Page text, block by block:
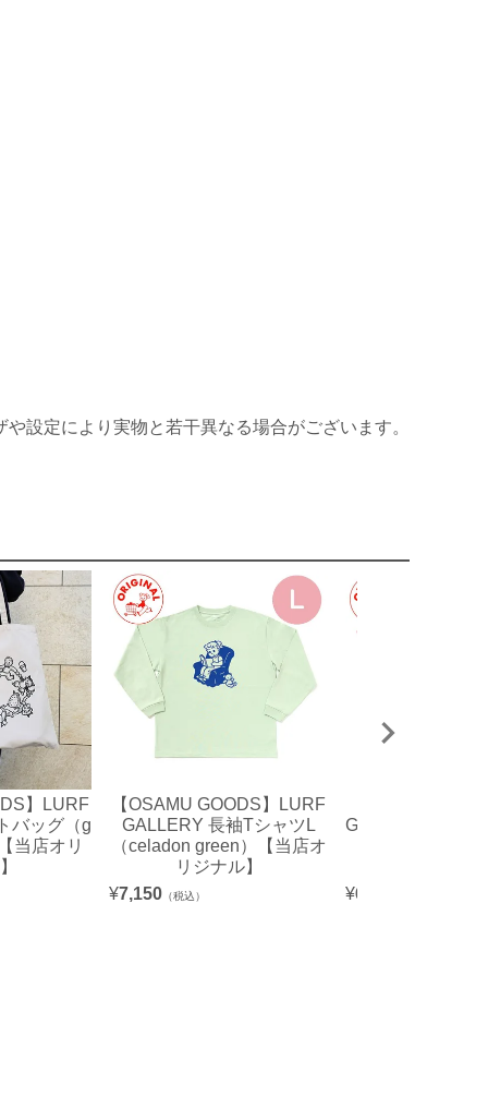
設定により実物と若干異なる場合がございます。
】LURF
バッグ（g
当店オリ
【OSAMU GOODS】LURF
GALLERY 長袖TシャツL
（celadon green）【当店オ
リジナル】
¥7,150 （税込）
GALLERY Tシャ
¥6,050